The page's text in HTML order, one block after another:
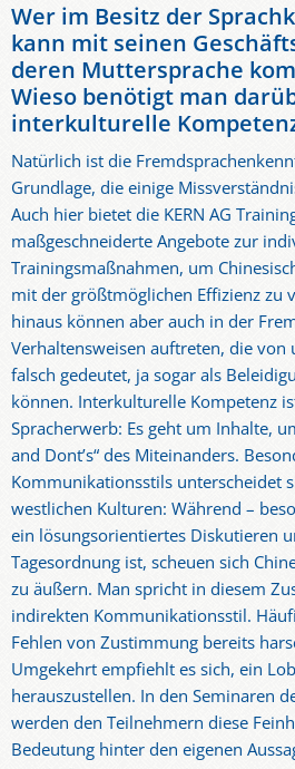
Wer im Besitz der
kann mit seinen
deren Muttersprache
Wieso benötigt man
interkulturelle
Natürlich ist die
Grundlage, die einige
Auch hier bietet die KERN AG
maßgeschneiderte Angebote zur
Trainingsmaßnahmen, um
mit der größtmöglichen Effizienz zu
hinaus können aber auch in der
Verhaltensweisen auftreten, die von
falsch gedeutet, ja sogar als
können. Interkulturelle Kompetenz
Spracherwerb: Es geht um Inhalte,
and Dont’s“ des Miteinanders.
Kommunikationsstils unterscheidet
westlichen Kulturen: Während –
ein lösungsorientiertes Diskutieren
Tagesordnung ist, scheuen sich
zu äußern. Man spricht in diesem
indirekten Kommunikationsstil.
Fehlen von Zustimmung bereits
Umgekehrt empfiehlt es sich, ein
herauszustellen. In den Seminaren
werden den Teilnehmern diese
Bedeutung hinter den eigenen